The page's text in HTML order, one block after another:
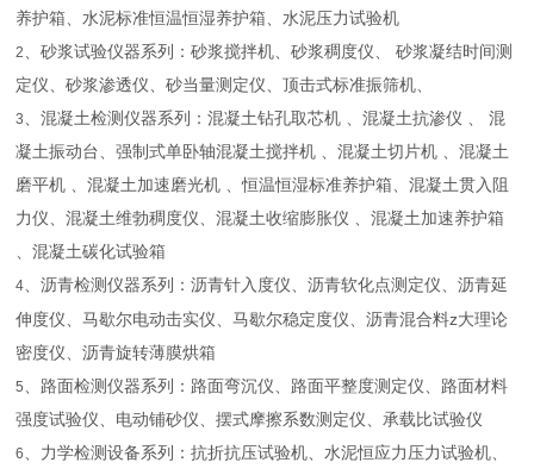
养护箱、水泥标准恒温恒湿养护箱、水泥压力试验机
2、砂浆试验仪器系列：砂浆搅拌机、砂浆稠度仪、 砂浆凝结时间测
定仪、砂浆渗透仪、砂当量测定仪、顶击式标准振筛机、
3、混凝土检测仪器系列：混凝土钻孔取芯机 、混凝土抗渗仪 、 混
凝土振动台、强制式单卧轴混凝土搅拌机 、混凝土切片机 、混凝土
磨平机 、混凝土加速磨光机 、恒温恒湿标准养护箱、混凝土贯入阻
力仪、混凝土维勃稠度仪、混凝土收缩膨胀仪 、混凝土加速养护箱
、混凝土碳化试验箱
4、沥青检测仪器系列：沥青针入度仪、沥青软化点测定仪、沥青延
伸度仪、马歇尔电动击实仪、马歇尔稳定度仪、沥青混合料z大理论
密度仪、沥青旋转薄膜烘箱
5、路面检测仪器系列：路面弯沉仪、路面平整度测定仪、路面材料
强度试验仪、电动铺砂仪、摆式摩擦系数测定仪、承载比试验仪
6、力学检测设备系列：抗折抗压试验机、水泥恒应力压力试验机、